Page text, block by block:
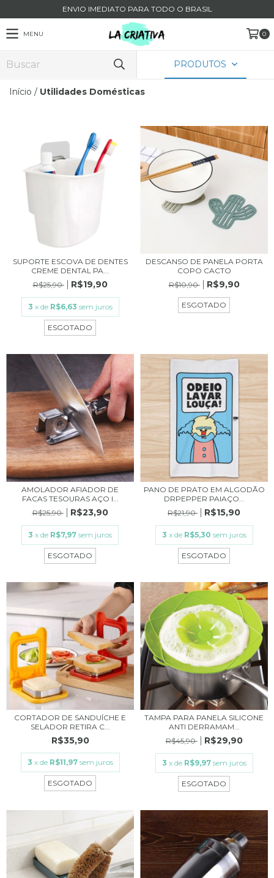
ENVIO IMEDIATO PARA TODO O BRASIL
MENU 0
PRODUTOS
Início / Utilidades Domésticas
SUPORTE ESCOVA DE DENTES
CREME DENTAL PA...
R$25,90
R$19,90
3 x de R$6,63 sem juros
ESGOTADO
DESCANSO DE PANELA PORTA
COPO CACTO
R$10,90
R$9,90
ESGOTADO
AMOLADOR AFIADOR DE
FACAS TESOURAS AÇO I...
R$25,90
R$23,90
3 x de R$7,97 sem juros
ESGOTADO
PANO DE PRATO EM ALGODÃO
DRPEPPER PAIAÇO...
R$21,90
R$15,90
3 x de R$5,30 sem juros
ESGOTADO
CORTADOR DE SANDUÍCHE E
SELADOR RETIRA C...
R$35,90
3 x de R$11,97 sem juros
ESGOTADO
TAMPA PARA PANELA SILICONE
ANTI DERRAMAM...
R$45,90
R$29,90
3 x de R$9,97 sem juros
ESGOTADO